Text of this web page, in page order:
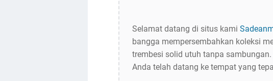
Selamat datang di situs kami
bangga mempersembahkan koleksi
trembesi solid utuh tanpa
Anda telah datang ke tempat yang